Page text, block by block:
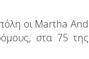
οι Martha And
στα 75 της